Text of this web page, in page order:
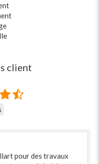
client
pour des travaux